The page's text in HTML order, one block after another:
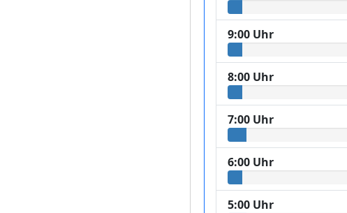
9:00 Uhr
8:00 Uhr
7:00 Uhr
6:00 Uhr
5:00 Uhr